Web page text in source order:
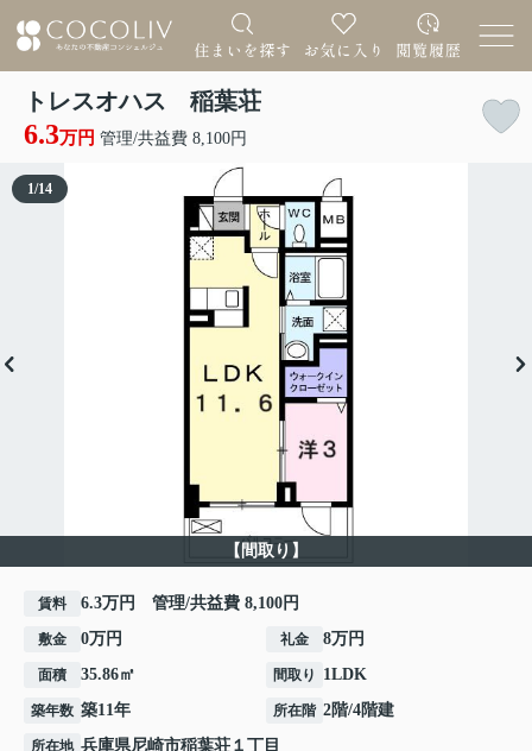
トレスオハス 稲葉荘
6.3万円 管理/共益費 8,100円
【間取り】
1/14
賃料 6.3万円 管理/共益費 8,100円
敷金 0万円 礼金 8万円
面積 35.86㎡ 間取り 1LDK
築年数 築11年 所在階 2階/4階建
所在地 兵庫県尼崎市稲葉荘 １丁目